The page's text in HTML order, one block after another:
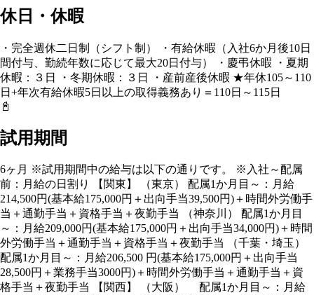
休日・休暇
・完全週休二日制（シフト制） ・有給休暇（入社6か月後10日
間付与、勤続年数に応じて最大20日付与） ・慶弔休暇 ・夏期
休暇：３日 ・冬期休暇：３日 ・産前産後休暇 ★年休105～110
日+年次有給休暇5日以上の取得義務あり＝110日～115日
📓
試用期間
6ヶ月 ※試用期間中の給与は以下の通りです。 ※入社～配属
前：月給の日割り 【関東】 （東京） 配属1か月目～：月給
214,500円(基本給175,000円＋出向手当39,500円)＋時間外労働手
当＋通勤手当＋資格手当＋夜勤手当 （神奈川） 配属1か月目
～：月給209,000円(基本給175,000円＋出向手当34,000円)＋時間
外労働手当＋通勤手当＋資格手当＋夜勤手当 （千葉・埼玉）
配属1か月目～：月給206,500 円(基本給175,000円＋出向手当
28,500円＋業務手当3000円)＋時間外労働手当＋通勤手当＋資
格手当＋夜勤手当 【関西】 （大阪） 配属1か月目～：月給